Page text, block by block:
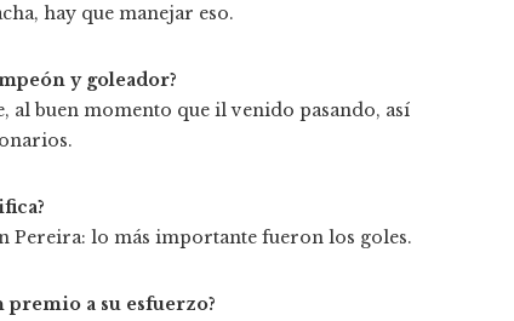
hay que manejar eso.
y goleador?
al buen momento que il venido pasando, así
Pereira: lo más importante fueron los goles.
premio a su esfuerzo?